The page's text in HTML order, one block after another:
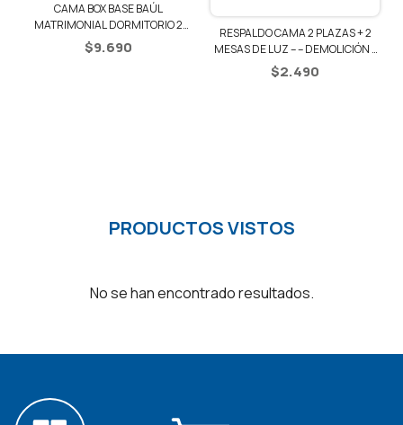
CAMA BOX BASE BAÚL
MATRIMONIAL DORMITORIO 2
PLAZAS
$9.690
RESPALDO CAMA 2 PLAZAS + 2
MESAS DE LUZ – – DEMOLICIÓN /
NEGRO
$2.490
PRODUCTOS VISTOS
No se han encontrado resultados.